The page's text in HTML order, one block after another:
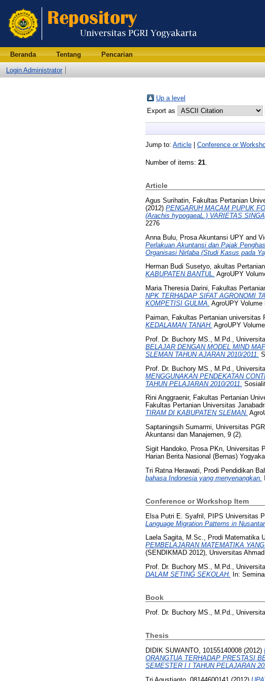
Beranda Tentang Pencarian
Login Administrator
Up a level
Export as
Jump to: Article Conference or
Number of items: 21.
Article
Agus Surihatin, Fakultas Pertanian
(2012) PENGARUH MACAM PUPUK
(Arachis hypogaeaL.) VARIETAS
2276
Anna Bulu, Prosa Akuntansi UPY and
Perlakuan Akuntansi dan Pajak
Organisasi Nirlaba (Studi Kasus pada
Herman Budi Susetyo, akultas
KABUPATEN BANTUL. AgroUPY
Maria Theresia Darini, Fakultas
NPK TERHADAP SIFAT AGRONOMI
KOMPETISI GULMA. AgroUPY
Paiman, Fakultas Pertanian universitas
KEDALAMAN TANAH. AgroUPY
Prof. Dr. Buchory MS., M.Pd.,
BELAJAR DENGAN MODEL MIND
SLEMAN TAHUN AJARAN 2010/2011.
Prof. Dr. Buchory MS., M.Pd.,
MENGGUNAKAN PENDEKATAN
TAHUN PELAJARAN 2010/2011.
Rini Anggraenir, Fakultas Pertanian
Fakultas Pertanian Universitas
TIRAM DI KABUPATEN SLEMAN.
Saptaningsih Sumarmi, Universitas
Akuntansi dan Manajemen, 9 (2).
Sigit Handoko, Prosa PKn, Universitas
Harian Berita Nasional (Bernas)
Tri Ratna Herawati, Prodi Pendidikan
bahasa Indonesia yang menyenangkan.
Conference or Workshop Item
Elsa Putri E. Syafril, PIPS Universitas
Language Migration Patterns in
Laela Sagita, M.Sc., Prodi Matematika
PEMBELAJARAN MATEMATIKA
(SENDIKMAD 2012), Universitas
Prof. Dr. Buchory MS., M.Pd.,
DALAM SETING SEKOLAH.
In:
Book
Prof. Dr. Buchory MS., M.Pd.,
Thesis
DIDIK SUWANTO, 10155140008 (2012)
ORANGTUA TERHADAP PRESTASI
SEMESTER I I TAHUN PELAJARAN